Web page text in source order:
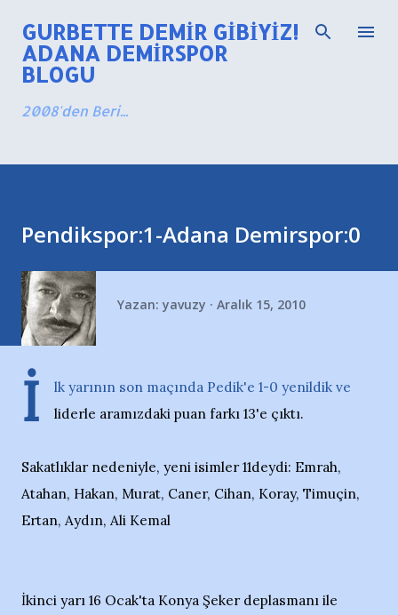
Ana içeriğe atla
GURBETTE DEMIR GIBIYIZ!
ADANA DEMIRSPOR
BLOGU
2008'den Beri...
Pendikspor:1-Adana Demirspor:0
Yazan: yavuzy Aralık 15, 2010
İ
lk yarının son maçında Pedik'e 1-0 yenildik ve
liderle aramızdaki puan farkı 13'e çıktı.
Sakatlıklar nedeniyle, yeni isimler 11deydi: Emrah,
Atahan, Hakan, Murat, Caner, Cihan, Koray, Timuçin,
Ertan, Aydın, Ali Kemal
İkinci yarı 16 Ocak'ta Konya Şeker deplasmanı ile